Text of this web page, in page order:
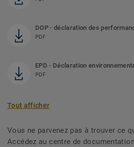
DOP - déclaration des
PDF
EPD - Déclaration
PDF
Tout afficher
Vous ne parvenez pas à trouver ce
Accédez au centre de